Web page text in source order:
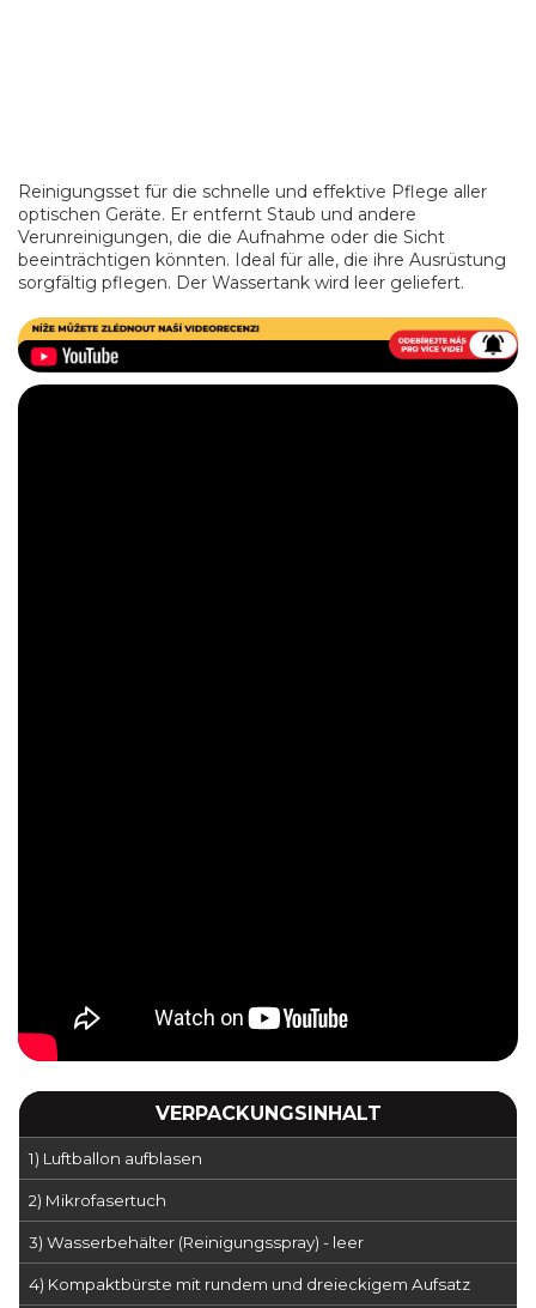
Reinigungsset für die schnelle und effektive Pflege aller
optischen Geräte. Er entfernt Staub und andere
Verunreinigungen, die die Aufnahme oder die Sicht
beeinträchtigen könnten. Ideal für alle, die ihre Ausrüstung
sorgfältig pflegen. Der Wassertank wird leer geliefert.
VERPACKUNGSINHALT
1) Luftballon aufblasen
2) Mikrofasertuch
3) Wasserbehälter (Reinigungsspray) - leer
4) Kompaktbürste mit rundem und dreieckigem Aufsatz